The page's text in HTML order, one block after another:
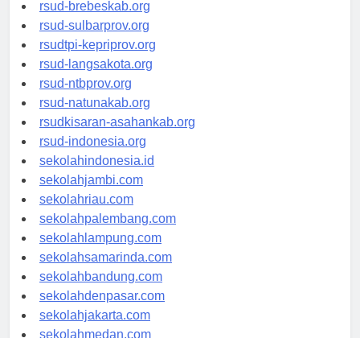
rsud-brebeskab.org
rsud-sulbarprov.org
rsudtpi-kepriprov.org
rsud-langsakota.org
rsud-ntbprov.org
rsud-natunakab.org
rsudkisaran-asahankab.org
rsud-indonesia.org
sekolahindonesia.id
sekolahjambi.com
sekolahriau.com
sekolahpalembang.com
sekolahlampung.com
sekolahsamarinda.com
sekolahbandung.com
sekolahdenpasar.com
sekolahjakarta.com